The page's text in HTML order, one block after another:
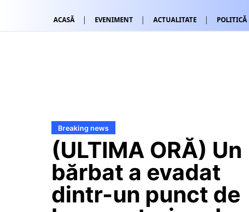
ACASĂ EVENIMENT ACTUALITATE POLITICĂ
Breaking news
(ULTIMA ORĂ) Un
bărbat a evadat
dintr-un punct de